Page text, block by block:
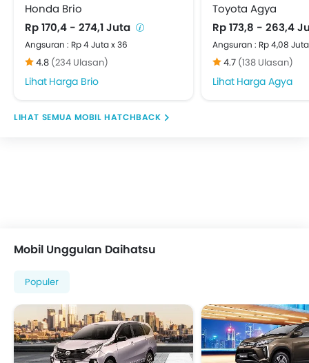
Honda Brio
Rp 170,4 - 274,1 Juta
Angsuran : Rp 4 Juta x 36
4.8 (234 Ulasan)
Harga Brio
Toyota Agya
Rp 173,8 - 263,4
Angsuran : Rp 4,08
4.7 (138 Ulasan)
Harga Agya
MOBIL HATCHBACK
Mobil Unggulan Daihatsu
Populer